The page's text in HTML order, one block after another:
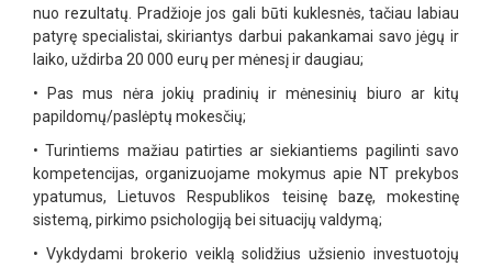
nuo rezultatų. Pradžioje jos gali būti kuklesnės, tačiau labiau
patyrę specialistai, skiriantys darbui pakankamai savo jėgų ir
laiko, uždirba 20 000 eurų per mėnesį ir daugiau;
•
Pas mus nėra jokių pradinių ir mėnesinių biuro ar kitų
papildomų/paslėptų mokesčių;
• Turintiems mažiau patirties ar siekiantiems pagilinti savo
kompetencijas, organizuojame mokymus apie NT prekybos
ypatumus, Lietuvos Respublikos teisinę bazę, mokestinę
sistemą, pirkimo psichologiją bei situacijų valdymą;
• Vykdydami brokerio veiklą solidžius užsienio investuotojų